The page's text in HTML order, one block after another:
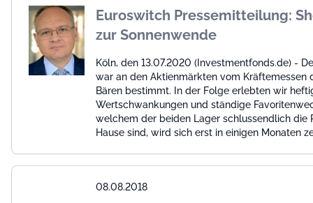
Euroswitch Pressemitteilung:
zur Sonnenwende
Köln, den 13.07.2020 (Investmentfonds.de) -
war an den Aktienmärkten vom Kräftemessen
Bären bestimmt. In der Folge erlebten wir
Wertschwankungen und ständige
welchem der beiden Lager schlussendlich die
Hause sind, wird sich erst in einigen Monaten
08.08.2018